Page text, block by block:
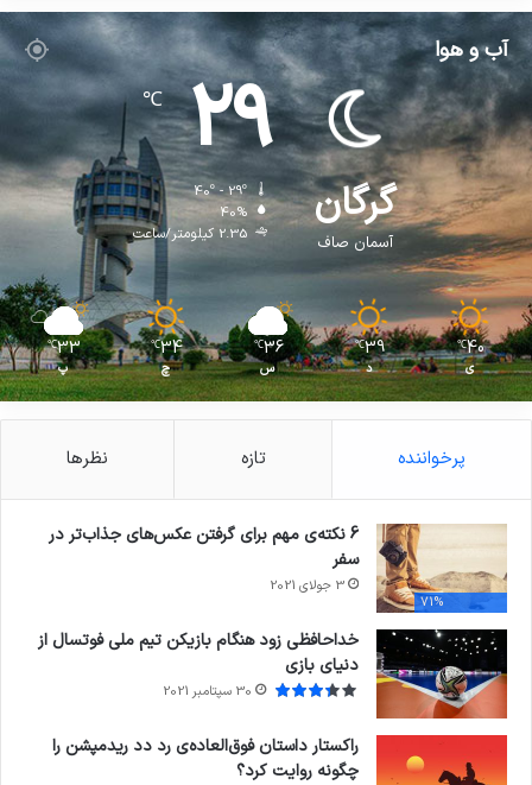
آب و هوا
گرگان
آسمان صاف
29
℃
40º - 29º
40%
2.35 کیلومتر/ساعت
40
℃
ی
39
℃
د
36
℃
س
34
℃
چ
33
℃
پ
پرخواننده تازه نظرها
71%
6 نکته‌ی مهم برای گرفتن عکس‌های جذاب‌تر در
سفر
3 جولای 2021
خداحافظی زود هنگام بازیکن تیم ملی فوتسال از
دنیای بازی
30 سپتامبر 2021
راکستار داستان فوق‌العاده‌ی رد دد ریدمپشن را
چگونه روایت کرد؟